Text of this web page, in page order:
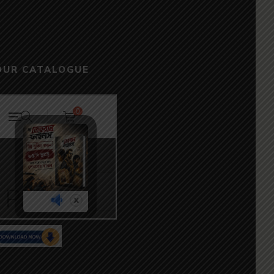
CATALOGUE